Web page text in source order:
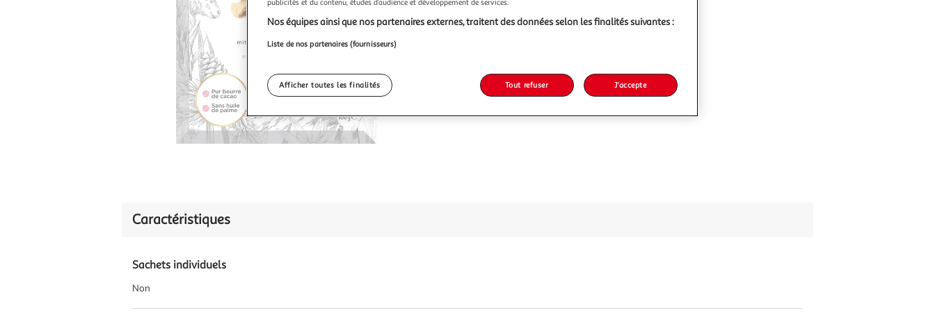
Caractéristiques
Sachets individuels
Non
Nos équipes ainsi que nos partenaires externes, traitent des données selon les finalités suivantes :
Liste de nos partenaires (fournisseurs)
Afficher toutes les finalités Tout refuser J'accepte